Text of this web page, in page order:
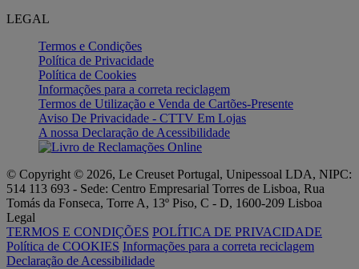
LEGAL
Termos e Condições
Política de Privacidade
Política de Cookies
Informações para a correta reciclagem
Termos de Utilização e Venda de Cartões-Presente
Aviso De Privacidade - CTTV Em Lojas
A nossa Declaração de Acessibilidade
© Copyright © 2026, Le Creuset Portugal, Unipessoal LDA, NIPC:
514 113 693 - Sede: Centro Empresarial Torres de Lisboa, Rua
Tomás da Fonseca, Torre A, 13º Piso, C - D, 1600-209 Lisboa
Legal
TERMOS E CONDIÇÕES POLÍTICA DE PRIVACIDADE
Política de COOKIES Informações para a correta reciclagem
Declaração de Acessibilidade